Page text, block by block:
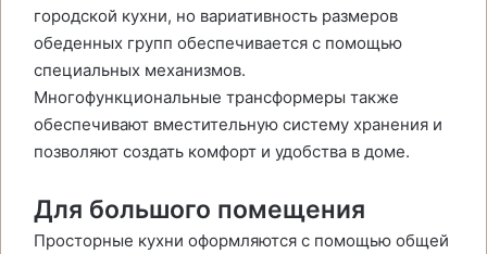
городской кухни, но вариативность размеров
обеденных групп обеспечивается с помощью
специальных механизмов.
Многофункциональные трансформеры также
обеспечивают вместительную систему хранения и
позволяют создать комфорт и удобства в доме.
Для большого помещения
Просторные кухни оформляются с помощью общей